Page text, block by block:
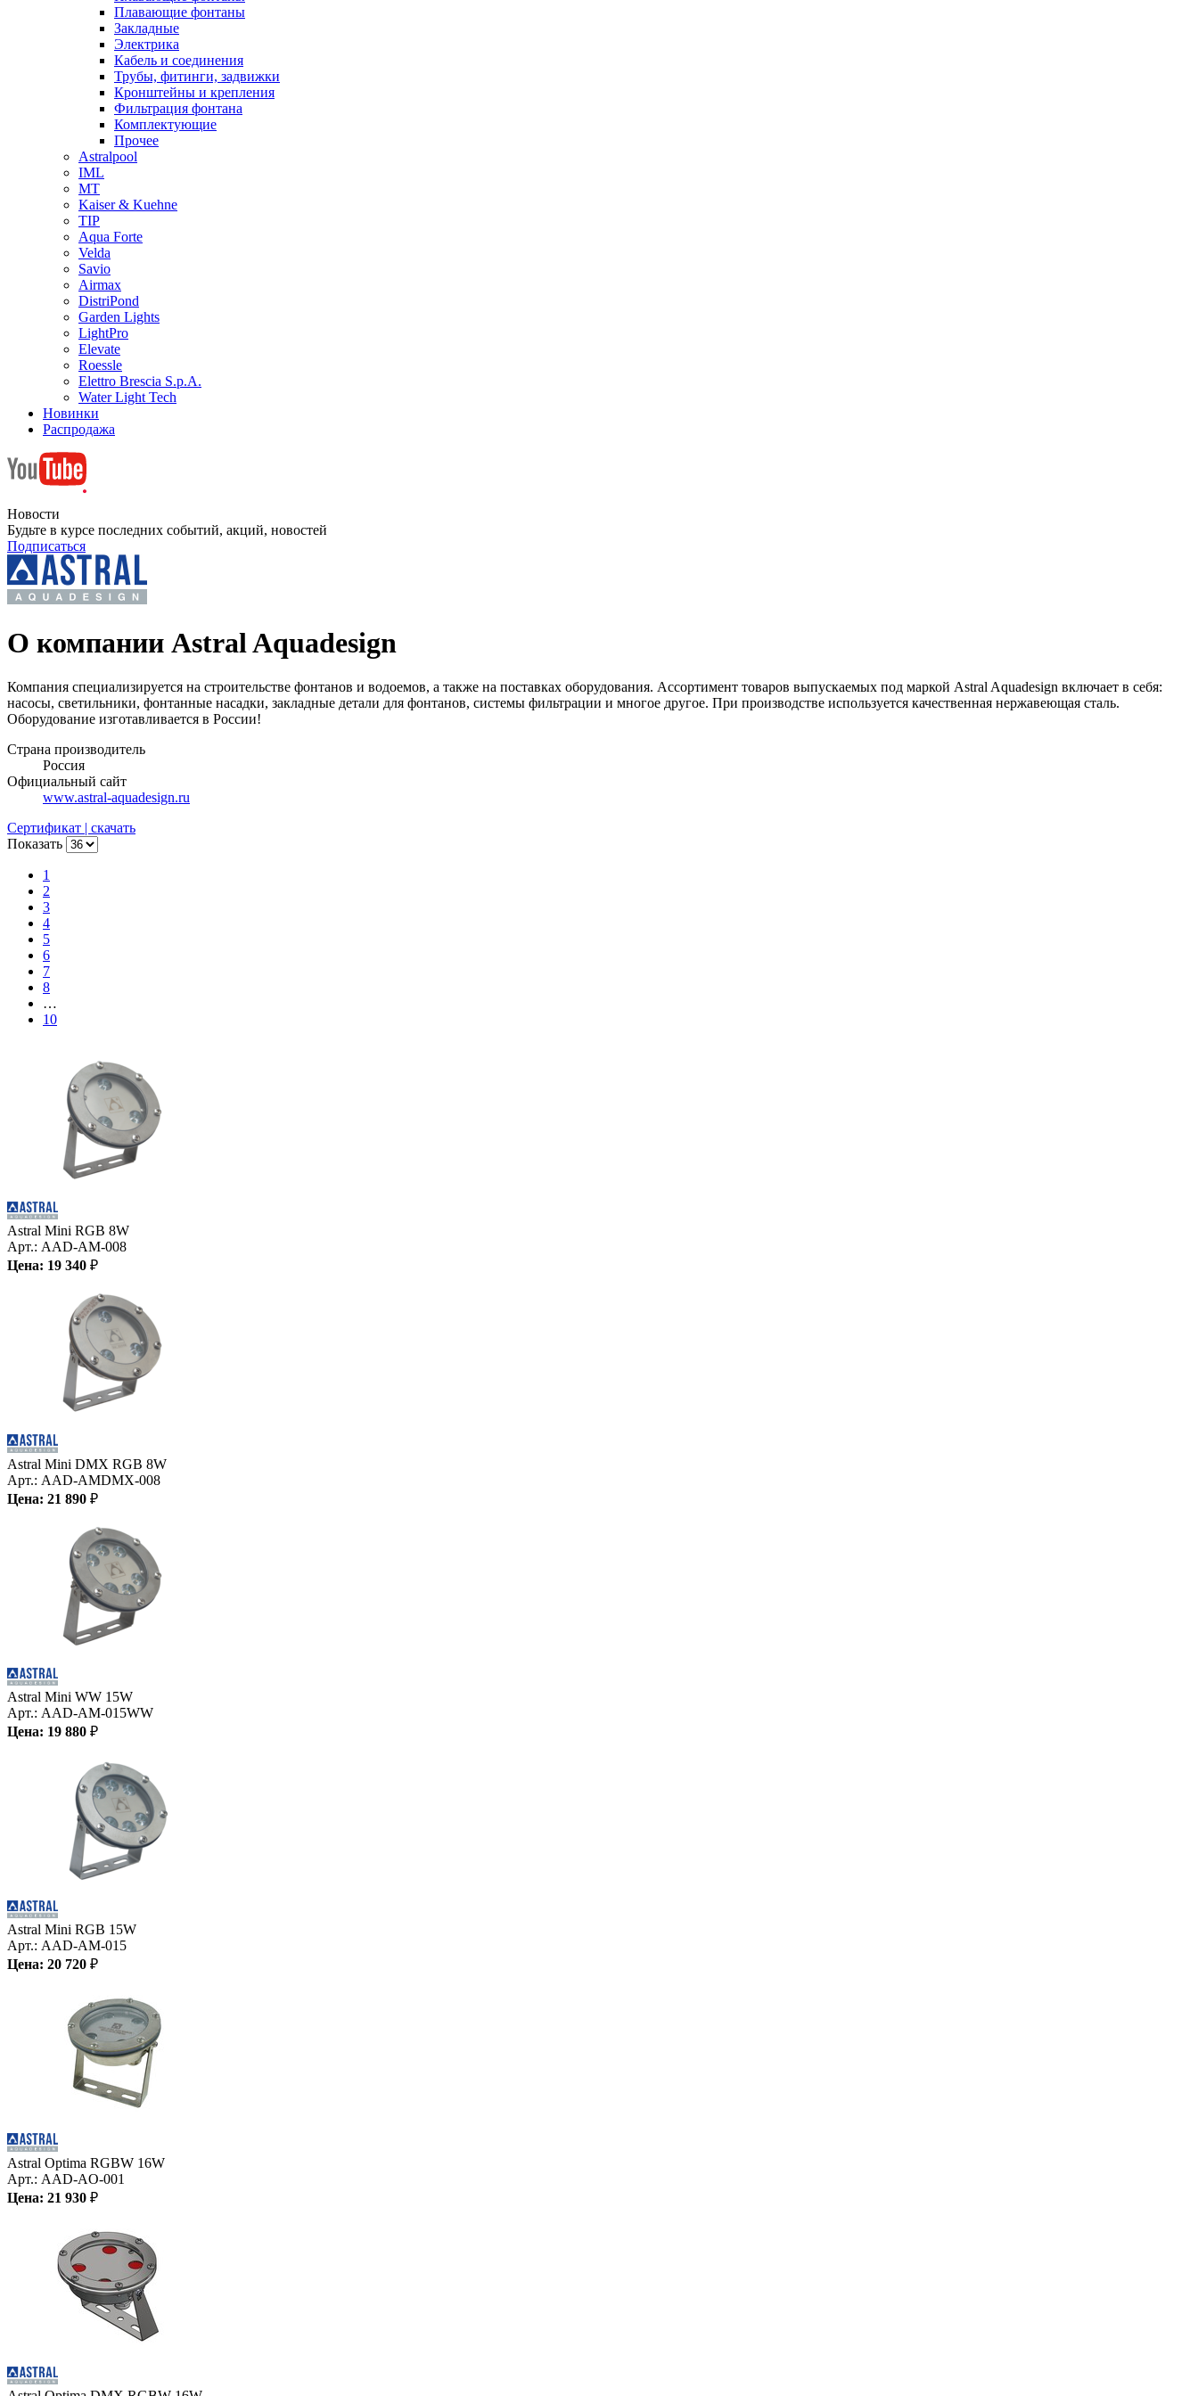
Плавающие фонтаны
Закладные
Электрика
Кабель и соединения
Трубы, фитинги, задвижки
Кронштейны и крепления
Фильтрация фонтана
Комплектующие
Прочее
Astralpool
IML
МТ
Kaiser & Kuehne
TIP
Aqua Forte
Velda
Savio
Airmax
DistriPond
Garden Lights
LightPro
Elevate
Roessle
Elettro Brescia S.p.A.
Water Light Tech
Новинки
Распродажа
Новости
Будьте в курсе последних событий, акций, новостей
Подписаться
О компании Astral Aquadesign
Компания специализируется на строительстве фонтанов и водоемов, а также на поставках оборудования. Ассортимент товаров выпускаемых под маркой Astral Aquadesign включает в себя:
насосы, светильники, фонтанные насадки, закладные детали для фонтанов, системы фильтрации и многое другое. При производстве используется качественная нержавеющая сталь.
Оборудование изготавливается в России!
Страна производитель
Россия
Официальный сайт
www.astral-aquadesign.ru
Сертификат | скачать
Показать
1
2
3
4
5
6
7
8
…
10
Astral Mini RGB 8W
Арт.: AAD-AM-008
Цена: 19 340 ₽
Astral Mini DMX RGB 8W
Арт.: AAD-AMDMX-008
Цена: 21 890 ₽
Astral Mini WW 15W
Арт.: AAD-AM-015WW
Цена: 19 880 ₽
Astral Mini RGB 15W
Арт.: AAD-AM-015
Цена: 20 720 ₽
Astral Optima RGBW 16W
Арт.: AAD-AO-001
Цена: 21 930 ₽